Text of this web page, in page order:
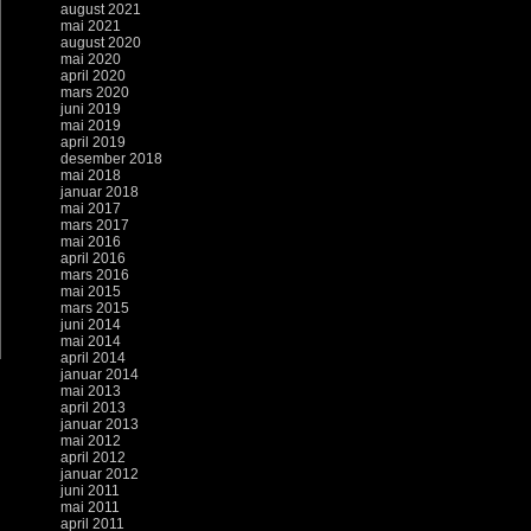
august 2021
mai 2021
august 2020
mai 2020
april 2020
mars 2020
juni 2019
mai 2019
april 2019
desember 2018
mai 2018
januar 2018
mai 2017
mars 2017
mai 2016
april 2016
mars 2016
mai 2015
mars 2015
juni 2014
mai 2014
april 2014
januar 2014
mai 2013
april 2013
januar 2013
mai 2012
april 2012
januar 2012
juni 2011
mai 2011
april 2011